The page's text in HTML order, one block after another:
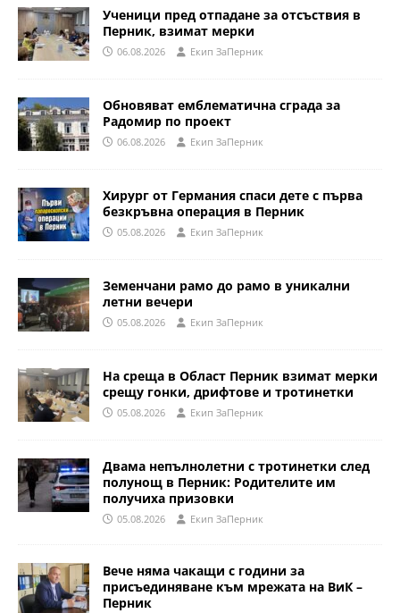
Ученици пред отпадане за отсъствия в
Перник, взимат мерки
06.08.2026 Eкип ЗаПерник
Обновяват емблематична сграда за
Радомир по проект
06.08.2026 Eкип ЗаПерник
Хирург от Германия спаси дете с първа
безкръвна операция в Перник
05.08.2026 Eкип ЗаПерник
Земенчани рамо до рамо в уникални
летни вечери
05.08.2026 Eкип ЗаПерник
На среща в Област Перник взимат мерки
срещу гонки, дрифтове и тротинетки
05.08.2026 Eкип ЗаПерник
Двама непълнолетни с тротинетки след
полунощ в Перник: Родителите им
получиха призовки
05.08.2026 Eкип ЗаПерник
Вече няма чакащи с години за
присъединяване към мрежата на ВиК –
Перник